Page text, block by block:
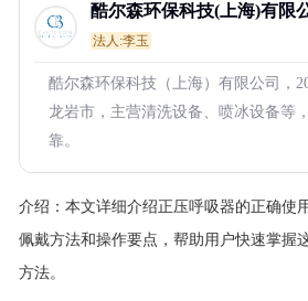
酷尔森环保科技(上海)有限
法人:李玉
酷尔森环保科技（上海）有限公司，
龙岩市，主营清洗设备、喷冰设备等
靠。
介绍： 本文详细介绍正压呼吸器的正确使
佩戴方法和操作要点，帮助用户快速掌握
方法。